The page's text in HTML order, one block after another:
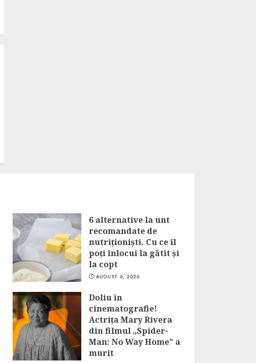
6 alternative la unt
recomandate de
nutriționiști. Cu ce îl
poți înlocui la gătit și
la copt
AUGUST 6, 2026
Doliu în
cinematografie!
Actrița Mary Rivera
din filmul „Spider-
Man: No Way Home” a
murit